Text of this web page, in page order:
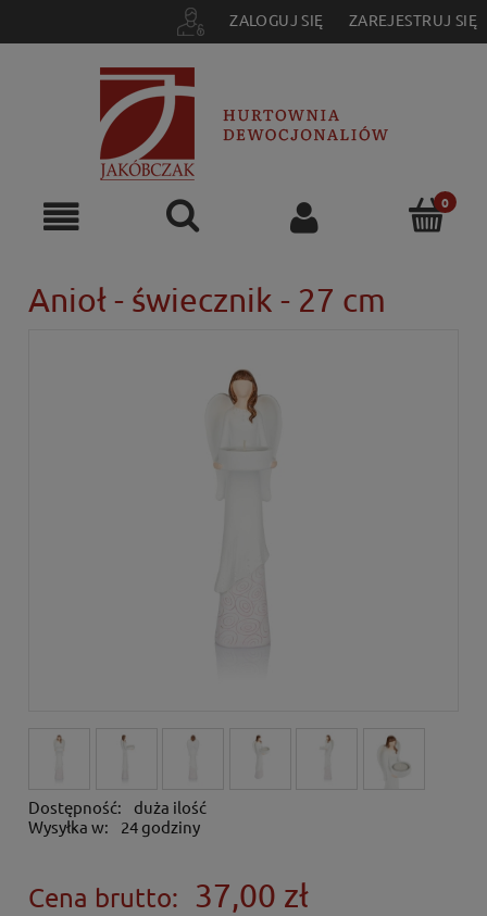
ZALOGUJ SIĘ ZAREJESTRUJ SIĘ
Anioł - świecznik - 27 cm
Dostępność:
duża ilość
Wysyłka w:
24 godziny
Cena brutto: 37,00 zł